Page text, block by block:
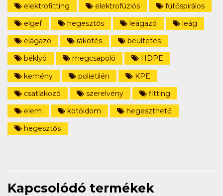
elektrofitting elektrofúziós
fűtőspirálos
elgef
hegesztős leágazó
leág
elágazó
rákötés
beültetés
béklyó
megcsapoló
HDPE
kemény
polietilén
KPE
csatlakozó
szerelvény
fitting
elem
kötőidom
hegeszthető
hegesztős
Kapcsolódó termékek